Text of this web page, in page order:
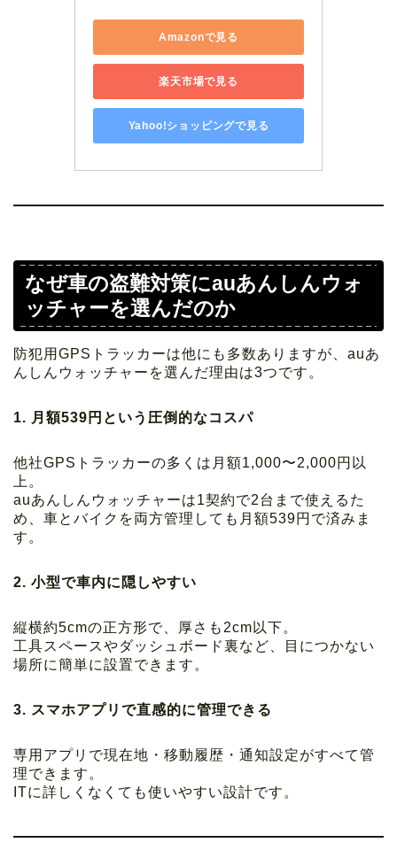
Amazonで見る
楽天市場で見る
Yahoo!ショッピングで見る
なぜ車の盗難対策にauあんしんウォ
ッチャーを選んだのか
防犯用GPSトラッカーは他にも多数ありますが、auあ
んしんウォッチャーを選んだ理由は3つです。
1. 月額539円という圧倒的なコスパ
他社GPSトラッカーの多くは月額1,000〜2,000円以
上。
auあんしんウォッチャーは1契約で2台まで使えるた
め、車とバイクを両方管理しても月額539円で済みま
す。
2. 小型で車内に隠しやすい
縦横約5cmの正方形で、厚さも2cm以下。
工具スペースやダッシュボード裏など、目につかない
場所に簡単に設置できます。
3. スマホアプリで直感的に管理できる
専用アプリで現在地・移動履歴・通知設定がすべて管
理できます。
ITに詳しくなくても使いやすい設計です。